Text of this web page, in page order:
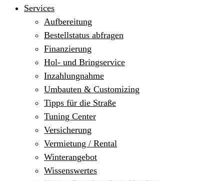
Services
Aufbereitung
Bestellstatus abfragen
Finanzierung
Hol- und Bringservice
Inzahlungnahme
Umbauten & Customizing
Tipps für die Straße
Tuning Center
Versicherung
Vermietung / Rental
Winterangebot
Wissenswertes